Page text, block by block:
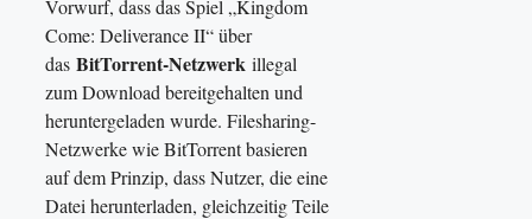
Vorwurf, dass das Spiel „Kingdom
Come: Deliverance II“ über
das BitTorrent-Netzwerk illegal
zum Download bereitgehalten und
heruntergeladen wurde. Filesharing-
Netzwerke wie BitTorrent basieren
auf dem Prinzip, dass Nutzer, die eine
Datei herunterladen, gleichzeitig Teile